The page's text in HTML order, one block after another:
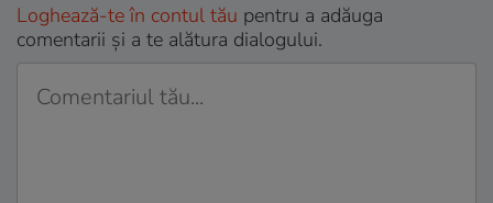
Loghează-te în contul tău pentru a adăuga
comentarii și a te alătura dialogului.